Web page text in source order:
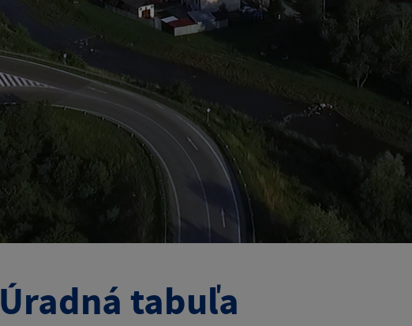
Úradná tabuľa